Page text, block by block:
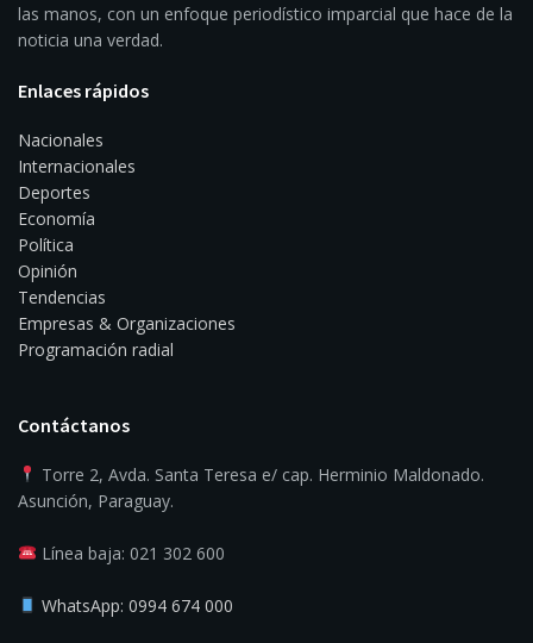
las manos, con un enfoque periodístico imparcial que hace de la
noticia una verdad.
Enlaces rápidos
Nacionales
Internacionales
Deportes
Economía
Política
Opinión
Tendencias
Empresas & Organizaciones
Programación radial
Contáctanos
Torre 2, Avda. Santa Teresa e/ cap. Herminio Maldonado.
Asunción, Paraguay.
Línea baja: 021 302 600
WhatsApp: 0994 674 000